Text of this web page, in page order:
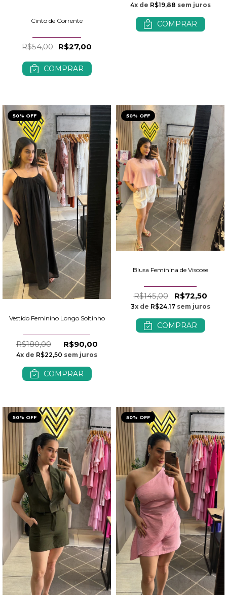
Cinto de Corrente
R$54,00 R$27,00
COMPRAR
4x de R$19,88 sem juros
COMPRAR
50% OFF
Vestido Feminino Longo Soltinho
R$180,00 R$90,00
4x de R$22,50 sem juros
COMPRAR
50% OFF
Blusa Feminina de Viscose
R$145,00 R$72,50
3x de R$24,17sem juros
COMPRAR
50% OFF 50% OFF